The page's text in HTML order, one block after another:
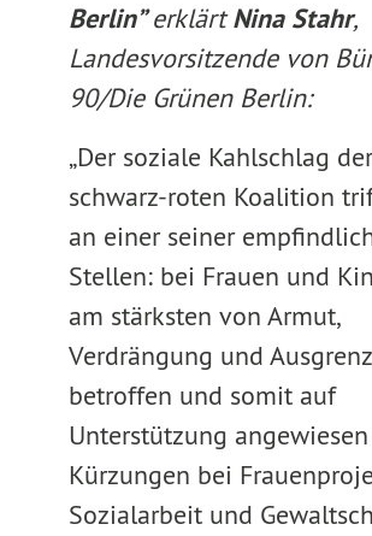
Berlin”erklärtNina Stahr,
Landesvorsitzende von
90/Die Grünen Berlin:
„Der soziale Kahlschlag der
schwarz-roten Koalition
an einer seiner
Stellen: bei Frauen und
am stärksten von Armut,
Verdrängung und
betroffen und somit auf
Unterstützung
Kürzungen bei
Sozialarbeit und